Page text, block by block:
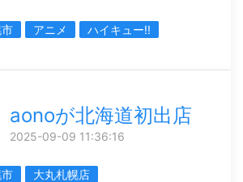
アニメ
ハイキュー!!
aonoが北海道初出店
2025-09-09 11:36:16
大丸札幌店